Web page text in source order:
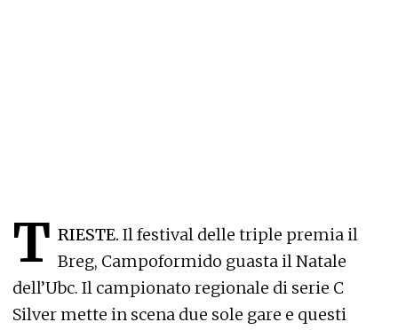
T RIESTE. Il festival delle triple premia il
Breg, Campoformido guasta il Natale
dell’Ubc. Il campionato regionale di serie C
Silver mette in scena due sole gare e questi